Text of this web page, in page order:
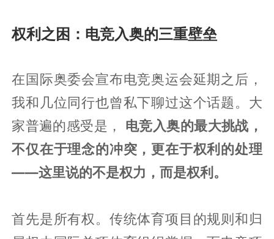
权利之困：电竞入奥的三重壁垒
在国际奥委会宣布电竞奥运会延期之后，
我和几位同行也曾私下聊过这个话题。大
家普遍的感受是， 电竞入奥的最大挑战，
不仅在于理念的冲突，更在于权利的处理
——这里说的不是权力，而是权利。
首先是所有权。传统体育项目的规则和归